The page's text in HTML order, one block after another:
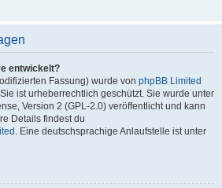
entwickelt?
Fassung) wurde von phpBB Limited
ist urheberrechtlich geschützt. Sie wurde unter
Version 2 (GPL-2.0) veröffentlicht und kann
Details findest du
. Eine deutschsprachige Anlaufstelle ist unter